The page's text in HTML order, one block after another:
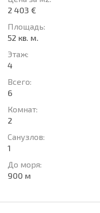
2 403 €
Площадь:
52 кв. м.
Этаж:
4
Всего:
6
Комнат:
2
Санузлов:
1
До моря:
900 м